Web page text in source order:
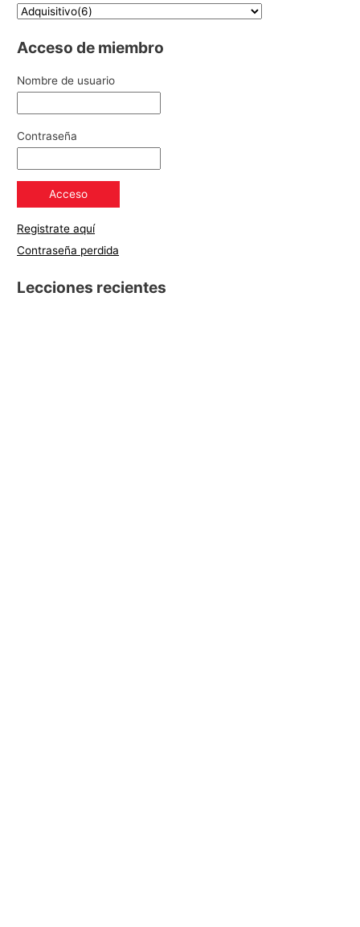
Acceso de miembro
Nombre de usuario
Contraseña
Registrate aquí
Contraseña perdida
Lecciones recientes